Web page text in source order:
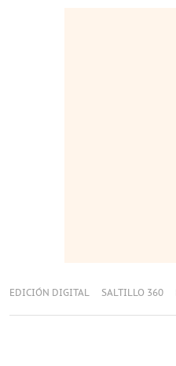
EDICIÓN DIGITAL SALTILLO 360